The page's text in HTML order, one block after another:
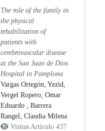
The role of the family in
the physical
rehabilitation of
patients with
cerebrovascular disease
at the San Juan de Dios
Hospital in Pamplona
Vargas Ortegón, Yezid,
Vergel Ropero, Omar
Eduardo , Barrera
Rangel, Claudia Milena
Visitas Artículo 437